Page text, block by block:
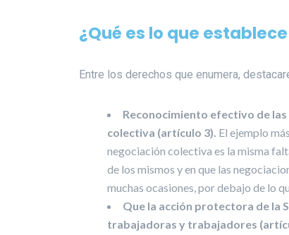
¿Qué es lo que
Entre los derechos que enumera,
Reconocimiento efectivo de
colectiva (artículo 3). El ejemplo
negociación colectiva es la misma
de los mismos y en que las
muchas ocasiones, por debajo de lo
Que la acción protectora de la
trabajadoras y trabajadores